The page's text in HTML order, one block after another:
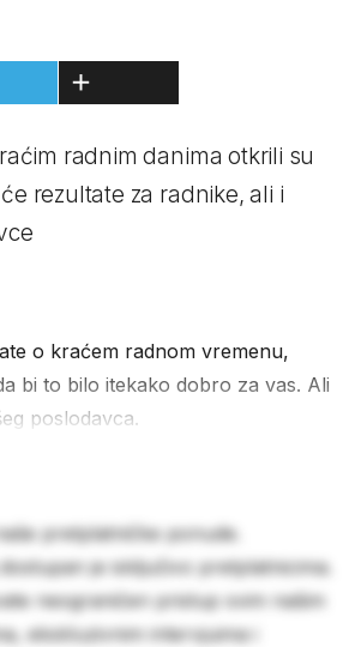
radnim danima otkrili su
rezultate za radnike, ali i
o kraćem radnom vremenu,
bi to bilo itekako dobro za vas. Ali
poslodavca.
pretplatničke ponude.
je isključivo pretplatnicima.
neograničen pristup svim našim
ekskluzivnim intervjuima i